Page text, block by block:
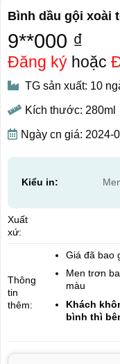
Bình dầu gội xoài
9**000 ₫
Đăng kýhoặc
TG sản xuất: 10
Kích thước: 280ml
Ngày cn giá: 2024-
Kiểu in:
Xuất
xứ:
Thông
tin
thêm:
Giá đã bao
Men trơn
màu
Khách
bình thì